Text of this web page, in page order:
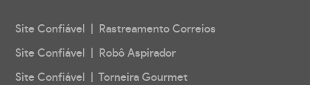
Site Confiável | Rastreamento Correios
Site Confiável | Robô Aspirador
Site Confiável | Torneira Gourmet